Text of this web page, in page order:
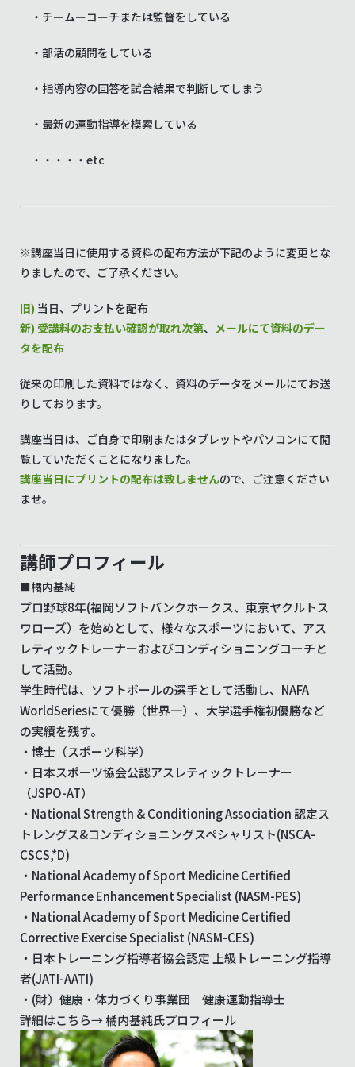
・チームーコーチまたは監督をしている
・部活の顧問をしている
・指導内容の回答を試合結果で判断してしまう
・最新の運動指導を模索している
・・・・・ etc
※講座当日に使用する資料の配布方法が下記のように変更とな
りましたので、ご了承ください。
旧) 当日、プリントを配布
新) 受講料のお支払い確認が取れ次第、 メールにて資料のデー
タを配布
従来の印刷した資料ではなく、資料のデータをメールにてお送
りしております。
講座当日は、ご自身で印刷またはタブレットやパソコンにて閲
覧していただくことになりました。
講座当日にプリントの配布は致しませんので、ご注意ください
ませ。
講師プロフィール
■橘内基純
プロ野球8年(福岡ソフトバンクホークス、東京ヤクルトス
ワローズ）を始めとして、様々なスポーツにおいて、アス
レティックトレーナーおよびコンディショニングコーチと
して活動。
学生時代は、ソフトボールの選手として活動し、NAFA
WorldSeriesにて優勝（世界一）、大学選手権初優勝など
の実績を残す。
・博士（スポーツ科学）
・日本スポーツ協会公認アスレティックトレーナー
（JSPO-AT）
・National Strength & Conditioning Association 認定ス
トレングス&コンディショニングスペシャリスト(NSCA-
CSCS,*D)
・National Academy of Sport Medicine Certified
Performance Enhancement Specialist (NASM-PES)
・National Academy of Sport Medicine Certified
Corrective Exercise Specialist (NASM-CES)
・日本トレーニング指導者協会認定 上級トレーニング指導
者(JATI-AATI)
・(財）健康・体力づくり事業団 健康運動指導士
詳細はこちら→橘内基純氏プロフィール